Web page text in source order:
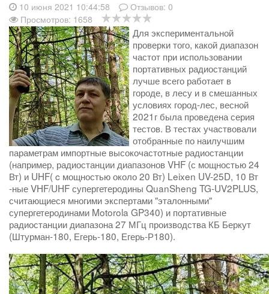
10 июня 2021 10:44:58 Отзывов: 0
Просмотров: 1658
Для экспериментальной
проверки того, какой диапазон
частот при использовании
портативных радиостанций
лучше всего работает в
городе, в лесу и в смешанных
условиях город-лес, весной
2021г была проведена серия
тестов. В тестах участвовали
отобранные по наилучшим
параметрам импортные высокочастотные радиостанции
(например, радиостанции диапазонов VHF (с мощностью 24
Вт) и UHF( c мощностью около 20 Вт) Leixen UV-25D, 10 Вт
-ные VHF/UHF супергетеродины QuanSheng TG-UV2PLUS,
считающиеся многими экспертами "эталонными"
супергетеродинами Motorola GP340) и портативные
радиостанции диапазона 27 МГц производства КБ Беркут
(Штурман-180, Егерь-180, Егерь-Р180).